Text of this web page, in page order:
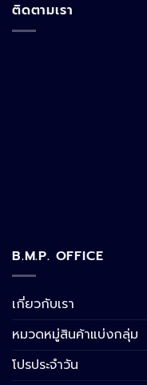
ติดตามเรา
B.M.P. OFFICE
เกี่ยวกับเรา
หมวดหมู่สินค้าแบ่งกลุ่ม
โปรประจำวัน